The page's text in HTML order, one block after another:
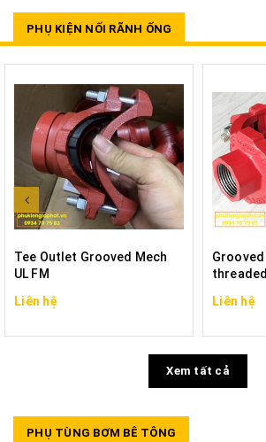
PHỤ KIỆN NỐI RÃNH ỐNG
Tee Outlet Grooved Mech
UL FM
Liên hệ
threaded
Liên hệ
Xem tất cả
PHỤ TÙNG BƠM BÊ TÔNG